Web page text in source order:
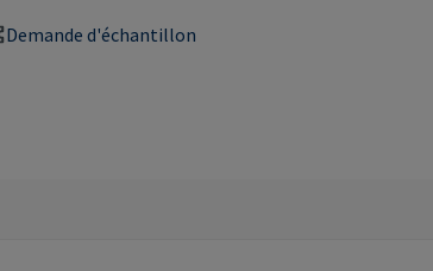
Demande d'échantillon